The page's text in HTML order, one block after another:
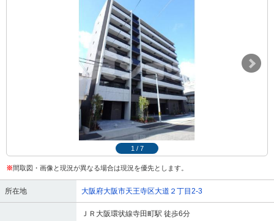
1 / 7
※間取図・画像と現況が異なる場合は現況を優先とします。
所在地 大阪府大阪市天王寺区大道２丁目2-3
ＪＲ大阪環状線寺田町駅 徒歩6分